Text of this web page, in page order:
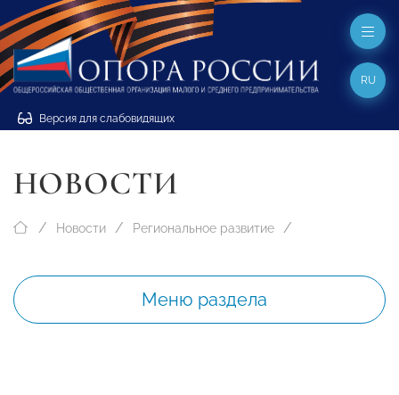
Версия для слабовидящих
RU
НОВОСТИ
Новости Региональное развитие
Меню раздела